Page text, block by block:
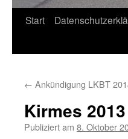
Springe
Start
← Ankündigung LKBT
Kirmes 2013
Publiziert am 8. Oktober